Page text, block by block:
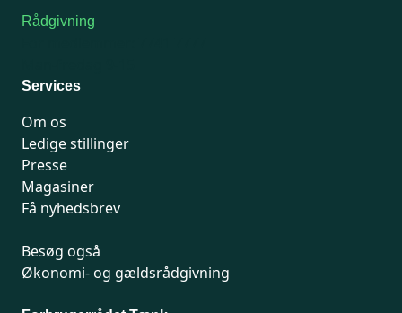
Rådgivning
Services
Om os
Ledige stillinger
Presse
Magasiner
Få nyhedsbrev
Besøg også
Økonomi- og gældsrådgivning